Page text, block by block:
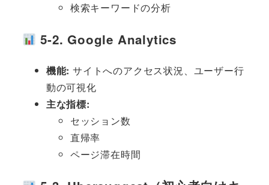
検索キーワードの分析
5-2. Google Analytics
機能: サイトへのアクセス状況、ユーザー行
動の可視化
主な指標:
セッション数
直帰率
ページ滞在時間